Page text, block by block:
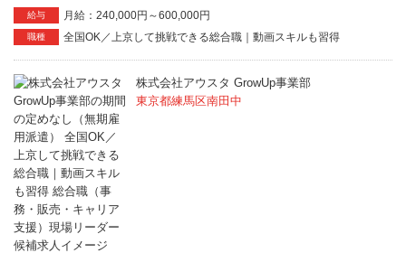
給与 月給：240,000円～600,000円
職種 全国OK／上京して挑戦できる総合職｜動画スキルも習得
株式会社アウスタ GrowUp事業部
東京都練馬区南田中